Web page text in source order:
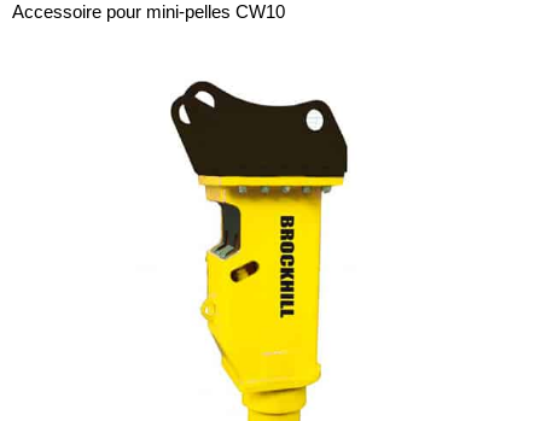
Accessoire pour mini-pelles CW10